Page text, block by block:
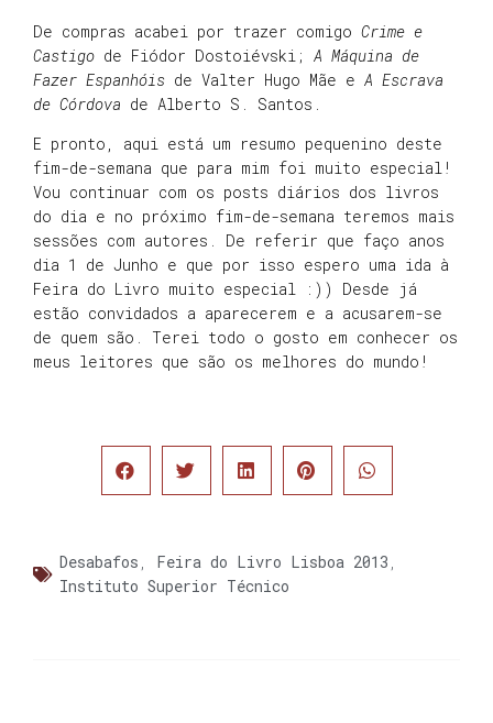
De compras acabei por trazer comigo Crime e
Castigo de Fiódor Dostoiévski; A Máquina de
Fazer Espanhóis de Valter Hugo Mãe e A Escrava
de Córdova de Alberto S. Santos.
E pronto, aqui está um resumo pequenino deste
fim-de-semana que para mim foi muito especial!
Vou continuar com os posts diários dos livros
do dia e no próximo fim-de-semana teremos mais
sessões com autores. De referir que faço anos
dia 1 de Junho e que por isso espero uma ida à
Feira do Livro muito especial :)) Desde já
estão convidados a aparecerem e a acusarem-se
de quem são. Terei todo o gosto em conhecer os
meus leitores que são os melhores do mundo!
Desabafos , Feira do Livro Lisboa 2013 ,
Instituto Superior Técnico